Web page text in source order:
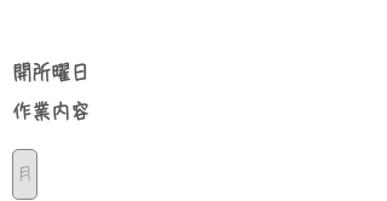
​開所曜日
​作業内容
月